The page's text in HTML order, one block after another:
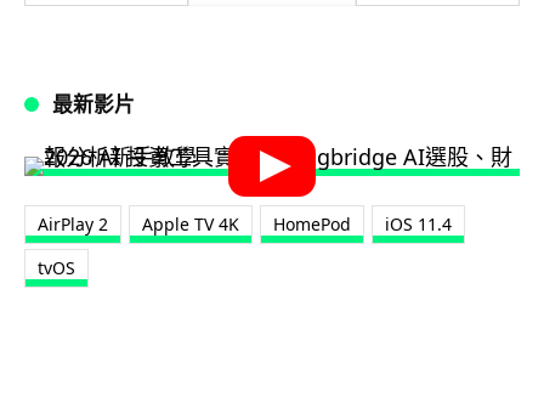
最新影片
AirPlay 2 Apple TV 4K HomePod
iOS 11.4
tvOS